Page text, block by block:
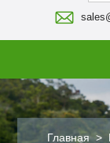

Главная >